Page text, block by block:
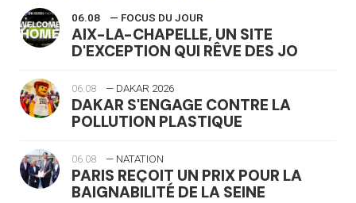
06.08 — FOCUS DU JOUR
AIX-LA-CHAPELLE, UN SITE
D'EXCEPTION QUI RÊVE DES JO
06.08 — DAKAR 2026
DAKAR S'ENGAGE CONTRE LA
POLLUTION PLASTIQUE
06.08 — NATATION
PARIS REÇOIT UN PRIX POUR LA
BAIGNABILITÉ DE LA SEINE